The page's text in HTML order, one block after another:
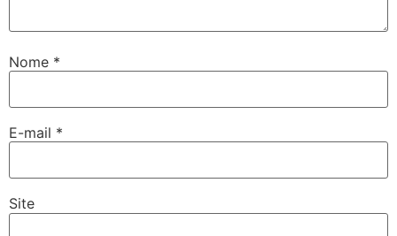
Nome *
E-mail *
Site